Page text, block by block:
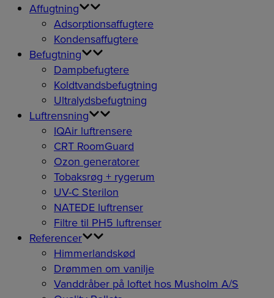
Affugtning
Adsorptionsaffugtere
Kondensaffugtere
Befugtning
Dampbefugtere
Koldtvandsbefugtning
Ultralydsbefugtning
Luftrensning
IQAir luftrensere
CRT RoomGuard
Ozon generatorer
Tobaksrøg + rygerum
UV-C Sterilon
NATEDE luftrenser
Filtre til PH5 luftrenser
Referencer
Himmerlandskød
Drømmen om vanilje
Vanddråber på loftet hos Musholm A/S